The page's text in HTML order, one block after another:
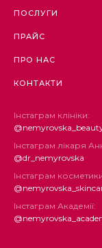
ПОСЛУГИ
ПРАЙС
ПРО НАС
КОНТАКТИ
Інстаграм клініки:
Інстаграм лікаря
@dr_nemyrovska
Інстаграм
Інстаграм Академії: